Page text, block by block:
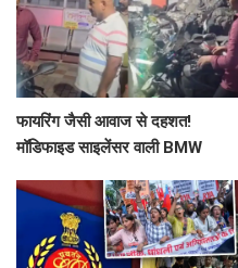
फायरिंग जैसी आवाज से दहशत!
मॉडिफाइड साइलेंसर वाली BMW
सीज